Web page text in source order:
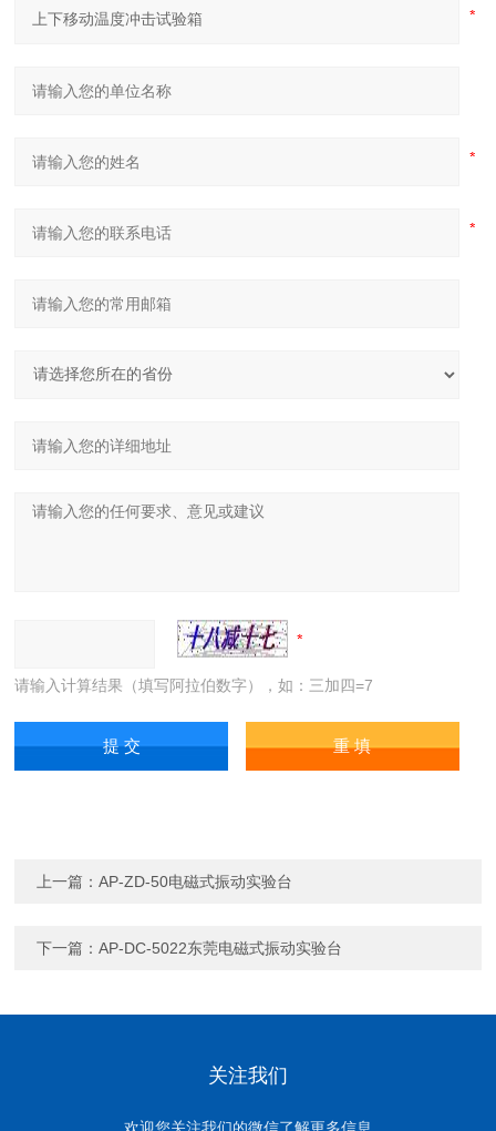
请输入计算结果（填写阿拉伯数字），如：三加四=7
上一篇：AP-ZD-50电磁式振动实验台
下一篇：AP-DC-5022东莞电磁式振动实验台
关注我们